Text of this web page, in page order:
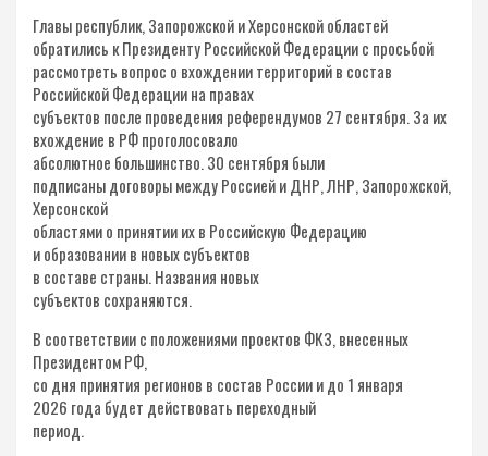
Главы республик, Запорожской и Херсонской областей
обратились к Президенту Российской Федерации с просьбой
рассмотреть вопрос о вхождении территорий в состав
Российской Федерации на правах
субъектов после проведения референдумов 27 сентября. За их
вхождение в РФ проголосовало
абсолютное большинство. 30 сентября были
подписаны договоры между Россией и ДНР, ЛНР, Запорожской,
Херсонской
областями о принятии их в Российскую Федерацию
и образовании в новых субъектов
в составе страны. Названия новых
субъектов сохраняются.
В соответствии с положениями проектов ФКЗ, внесенных
Президентом РФ,
со дня принятия регионов в состав России и до 1 января
2026 года будет действовать переходный
период.